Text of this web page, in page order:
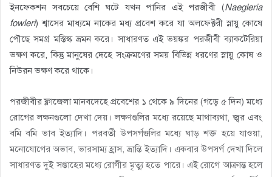
ইনফেকশন সবচেয়ে বেশি ঘটে যখন পানির এই পরজীবী (Naegleria
fowleri) শ্বাসের মাধ্যমে নাকের মধ্য প্রবেশ করে যা অলফেক্টরী স্নায়ু কোষে
পৌছে সমগ্র মস্তিস্ক ভ্রমন করে । সাধারণত এই ভয়ঙ্কর পরজীবী ব্যাকটেরিয়া
ভক্ষণ করে, কিন্তু মানুষের দেহে সংক্রমণের সময় বিভিন্ন ধরণের স্নায়ু কোষ ও
নিউরন ভক্ষণ করে থাকে।
পরজীবীর ফ্লাজেলা মানবদেহে প্রবেশের ১ থেকে ৯ দিনের (গড়ে ৫ দিন) মধ্যে
রোগের লক্ষনগুলো দেখা দেয় । লক্ষণগুলির মধ্যে রয়েছে মাথাব্যথা, জ্বর এবং
বমি বমি ভাব ইত্যাদি ।
পরবর্তী উপসর্গগুলির মধ্যে ঘাড় শক্ত হয়ে যাওয়া,
মনোযোগের অভাব, ভারসাম্য হ্রাস, ভ্রান্তি ইত্যাদি। একবার উপসর্গ দেখা দিলে
সাধারণত দুই সপ্তাহের মধ্যে রোগীর মৃত্যু হতে পারে। এই রোগে আক্রান্ত হলে